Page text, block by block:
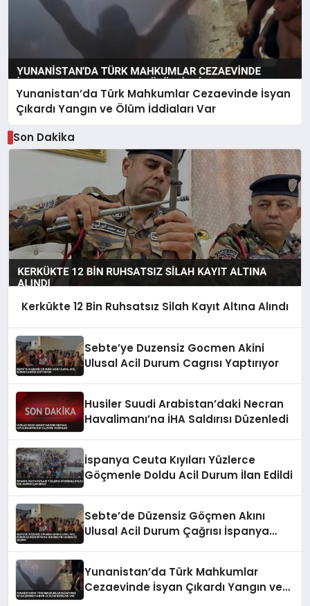
Yunanistan’da Türk Mahkumlar Cezaevinde İsyan
Çıkardı Yangın ve Ölüm İddiaları Var
Son Dakika
Kerkükte 12 Bin Ruhsatsız Silah Kayıt Altına Alındı
Sebte’ye Duzensiz Gocmen Akini
Ulusal Acil Durum Cagrısı Yaptırıyor
Husiler Suudi Arabistan’daki Necran
Havalimanı’na İHA Saldırısı Düzenledi
İspanya Ceuta Kıyıları Yüzlerce
Göçmenle Doldu Acil Durum İlan Edildi
Sebte’de Düzensiz Göçmen Akını
Ulusal Acil Durum Çağrısı İspanya
Yunanistan’da Türk Mahkumlar
Cezaevinde İsyan Çıkardı Yangın ve